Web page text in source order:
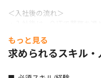
＜入社後の流れ＞
・まずは、小さな案件を先輩
ます
もっと見る
求められるスキル